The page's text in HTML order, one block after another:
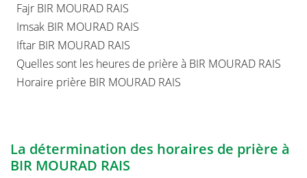
Fajr BIR MOURAD RAIS
Imsak BIR MOURAD RAIS
Iftar BIR MOURAD RAIS
Quelles sont les heures de prière à BIR MOURAD RAIS
Horaire prière BIR MOURAD RAIS
La détermination des horaires de prière à
BIR MOURAD RAIS